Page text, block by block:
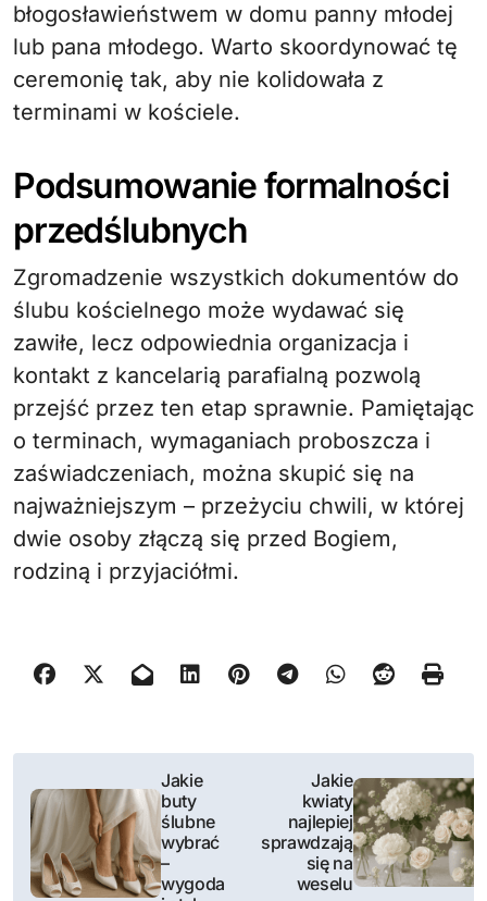
błogosławieństwem w domu panny młodej
lub pana młodego. Warto skoordynować tę
ceremonię tak, aby nie kolidowała z
terminami w kościele.
Podsumowanie formalności
przedślubnych
Zgromadzenie wszystkich dokumentów do
ślubu kościelnego może wydawać się
zawiłe, lecz odpowiednia organizacja i
kontakt z kancelarią parafialną pozwolą
przejść przez ten etap sprawnie. Pamiętając
o terminach, wymaganiach proboszcza i
zaświadczeniach, można skupić się na
najważniejszym – przeżyciu chwili, w której
dwie osoby złączą się przed Bogiem,
rodziną i przyjaciółmi.
w
Jakie
buty
ślubne
wybrać
–
wygoda
Jakie
kwiaty
najlepiej
sprawdzają
się na
weselu